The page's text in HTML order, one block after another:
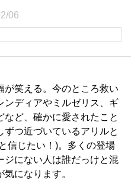
06
が笑える。今のところ救い
ンディアやミルゼリス、ギ
など、確かに愛されたこと
ずつ近づいているアリルと
信じたい！)。多くの登場
ジにない人は誰だっけと混
になります。